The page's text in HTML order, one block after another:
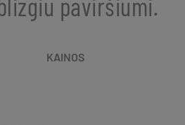
paviršiumi.
KAINOS